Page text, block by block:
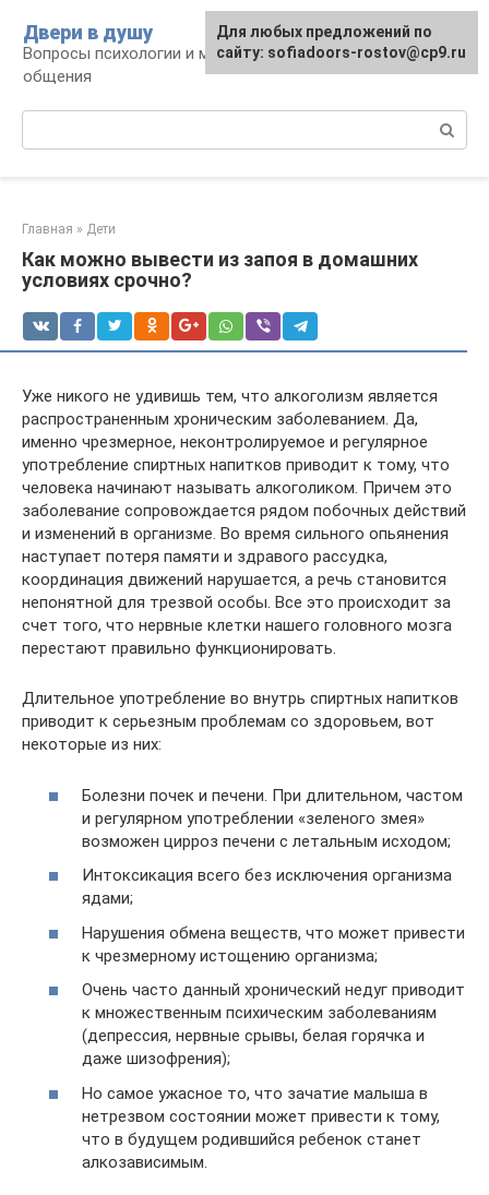
контенту
Двери в душу
Вопросы психологии и межличностного
общения
Главная » Дети
Как можно вывести из запоя в домашних
условиях срочно?
Уже никого не удивишь тем, что алкоголизм является
распространенным хроническим заболеванием. Да,
именно чрезмерное, неконтролируемое и регулярное
употребление спиртных напитков приводит к тому, что
человека начинают называть алкоголиком. Причем это
заболевание сопровождается рядом побочных действий
и изменений в организме. Во время сильного опьянения
наступает потеря памяти и здравого рассудка,
координация движений нарушается, а речь становится
непонятной для трезвой особы. Все это происходит за
счет того, что нервные клетки нашего головного мозга
перестают правильно функционировать.
Длительное употребление во внутрь спиртных напитков
приводит к серьезным проблемам со здоровьем, вот
некоторые из них:
Болезни почек и печени. При длительном, частом
и регулярном употреблении «зеленого змея»
возможен цирроз печени с летальным исходом;
Интоксикация всего без исключения организма
ядами;
Нарушения обмена веществ, что может привести
к чрезмерному истощению организма;
Очень часто данный хронический недуг приводит
к множественным психическим заболеваниям
(депрессия, нервные срывы, белая горячка и
даже шизофрения);
Но самое ужасное то, что зачатие малыша в
нетрезвом состоянии может привести к тому,
что в будущем родившийся ребенок станет
алкозависимым.
Для любых предложений по
сайту: sofiadoors-rostov@cp9.ru